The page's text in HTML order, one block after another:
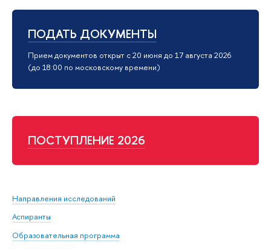
ПОДАТЬ ДОКУМЕНТЫ
Прием документов открыт с 20 июня до 17 августа 2026
(до 18:00 по московскому времени)
ПОСТУПЛЕНИЕ 2026
Направления исследований
Аспиранты
Образовательная программа